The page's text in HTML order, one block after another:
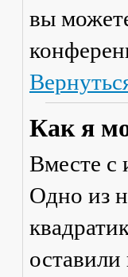
вы
Как я
Вместе с
Одно из